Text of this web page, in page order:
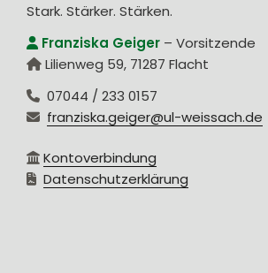
Stark. Stärker. Stärken.
Franziska Geiger – Vorsitzende
Lilienweg 59, 71287 Flacht
07044 / 233 0157
franziska.geiger@ul-weissach.de
Kontoverbindung
Datenschutzerklärung